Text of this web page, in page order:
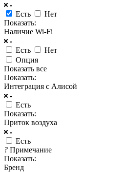
Есть
Нет
Показать:
Наличие Wi-Fi
Есть
Нет
Опция
Показать все
Показать:
Интеграция с Алисой
Есть
Показать:
Приток воздуха
Есть
? Примечание
Показать:
Бренд